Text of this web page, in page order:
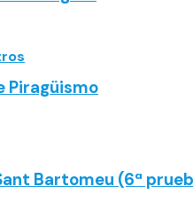
Piragüismo
Bartomeu (6ª